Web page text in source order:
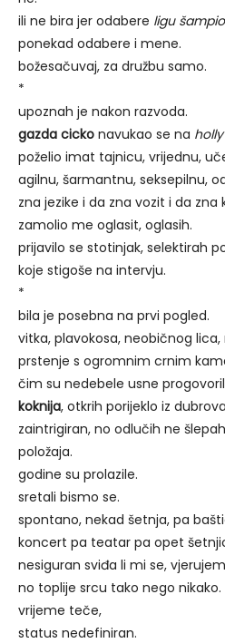
ili ne bira jer odabere ligu
ponekad odabere i mene.
božesačuvaj, za družbu samo.
*
upoznah je nakon razvoda.
gazda cicko navukao se na
poželio imat tajnicu, vrijednu,
agilnu, šarmantnu, seksepilnu,
zna jezike i da zna vozit i da zna
zamolio me oglasit, oglasih.
prijavilo se stotinjak, selektirah
koje stigoše na intervju.
*
bila je posebna na prvi pogled.
vitka, plavokosa, neobičnog
prstenje s ogromnim crnim
čim su nedebele usne
koknija, otkrih porijeklo iz
zaintrigiran, no odlučih ne
položaja.
godine su prolazile.
sretali bismo se.
spontano, nekad šetnja, pa
koncert pa teatar pa opet
nesiguran sviđa li mi se, vjerujem
no toplije srcu tako nego nikako.
vrijeme teče,
status nedefiniran.